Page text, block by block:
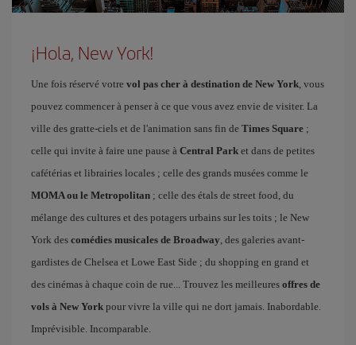
¡Hola, New York!
Une fois réservé votre vol pas cher à destination de New York, vous
pouvez commencer à penser à ce que vous avez envie de visiter. La
ville des gratte-ciels et de l'animation sans fin de Times Square ;
celle qui invite à faire une pause à Central Park et dans de petites
cafétérias et librairies locales ; celle des grands musées comme le
MOMA ou le Metropolitan ; celle des étals de street food, du
mélange des cultures et des potagers urbains sur les toits ; le New
York des comédies musicales de Broadway, des galeries avant-
gardistes de Chelsea et Lowe East Side ; du shopping en grand et
des cinémas à chaque coin de rue... Trouvez les meilleures offres de
vols à New York pour vivre la ville qui ne dort jamais. Inabordable.
Imprévisible. Incomparable.